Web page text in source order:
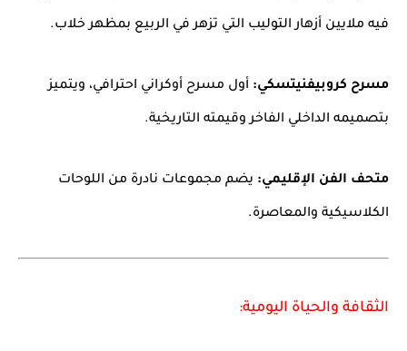
فيه ملايين أزهار التوليب التي تزهر في الربيع بمظهر خلاب.
مسرح كروبيفنيتسكي: أول مسرح أوكراني احترافي، ويتميز
بتصميمه الداخلي الفاخر وقيمته التاريخية.
متحف الفن الإقليمي: يضم مجموعات نادرة من اللوحات
الكلاسيكية والمعاصرة.
الثقافة والحياة اليومية: